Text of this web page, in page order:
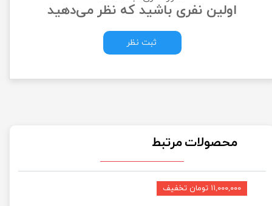
اولین نفری باشید که نظر می‌دهید
ثبت نظر
محصولات مرتبط
۱۱,۰۰۰,۰۰۰ تومان تخفیف